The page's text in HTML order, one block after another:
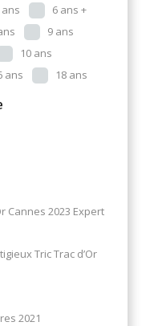
ans
6 ans +
9 ans
10 ans
ans 18 ans
Cannes 2023 Expert
Tric Trac d’Or
2021